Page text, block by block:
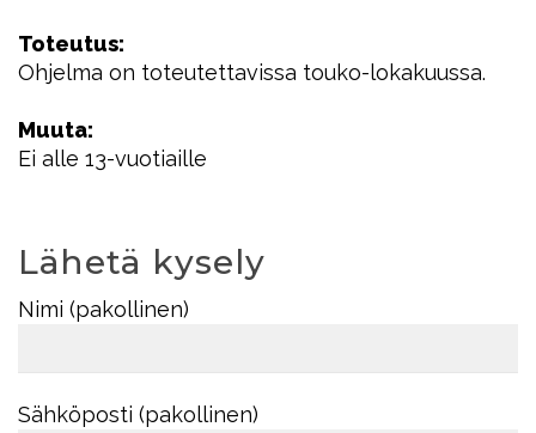
Toteutus:
Ohjelma on toteutettavissa touko-lokakuussa.
Muuta:
Ei alle 13-vuotiaille
Lähetä kysely
Nimi (pakollinen)
Sähköposti (pakollinen)